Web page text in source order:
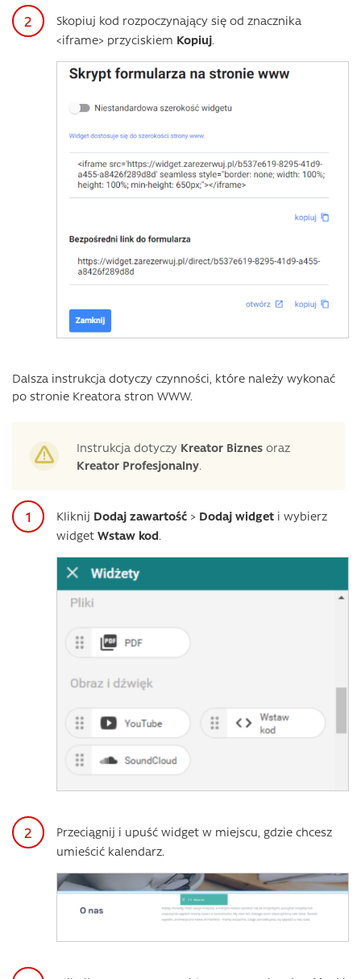
Skopiuj kod rozpoczynający się od znacznika
<iframe> przyciskiem Kopiuj.
Dalsza instrukcja dotyczy czynności, które należy wykonać
po stronie Kreatora stron WWW.
Instrukcja dotyczy Kreator Biznes oraz
Kreator Profesjonalny.
Kliknij Dodaj zawartość > Dodaj widget i wybierz
widget Wstaw kod.
Przeciągnij i upuść widget w miejscu, gdzie chcesz
umieścić kalendarz.